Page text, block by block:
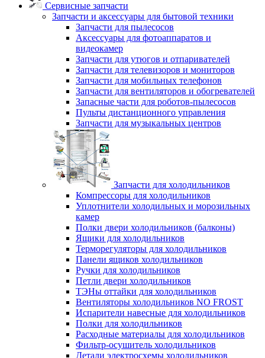
Сервисные запчасти
Запчасти и аксессуары для бытовой техники
Запчасти для пылесосов
Аксессуары для фотоаппаратов и
видеокамер
Запчасти для утюгов и отпаривателей
Запчасти для телевизоров и мониторов
Запчасти для мобильных телефонов
Запчасти для вентиляторов и обогревателей
Запасные части для роботов-пылесосов
Пульты дистанционного управления
Запчасти для музыкальных центров
Запчасти для холодильников
Компрессоры для холодильников
Уплотнители холодильных и морозильных
камер
Полки двери холодильников (балконы)
Ящики для холодильников
Терморегуляторы для холодильников
Панели ящиков холодильников
Ручки для холодильников
Петли двери холодильников
ТЭНы оттайки для холодильников
Вентиляторы холодильников NO FROST
Испарители навесные для холодильников
Полки для холодильников
Расходные материалы для холодильников
Фильтр-осушитель холодильников
Детали электросхемы холодильников